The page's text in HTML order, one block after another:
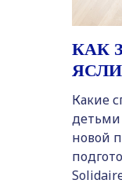
КАК
Какие
детьми
новой